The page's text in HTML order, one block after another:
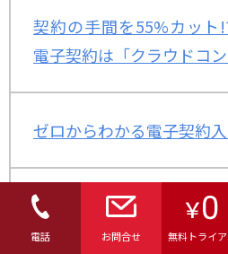
契約の手間を55%カット
電子契約は「クラウドコン
ゼロからわかる電子契約
【本当に安全？】電子契
流れを丁寧に解説
電話 お問合せ 無料トライ